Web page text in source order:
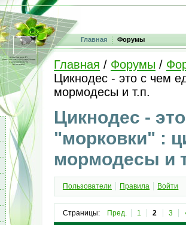
Главная Форумы
Главная / Форумы /
Цикнодес - это с чем
мормодесы и т.п.
Цикнодес -
"морковки" :
мормодесы и
Пользователи Правила Войти
Страницы: Пред. 1 2 3